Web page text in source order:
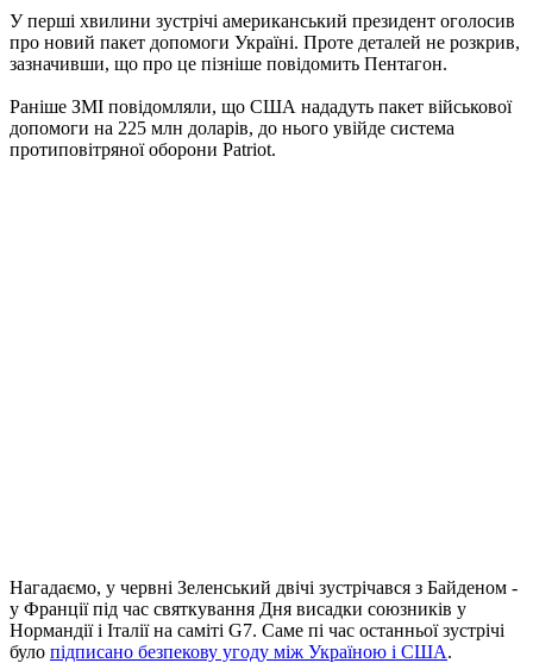
У перші хвилини зустрічі американський президент оголосив
про новий пакет допомоги Україні. Проте деталей не розкрив,
зазначивши, що про це пізніше повідомить Пентагон.
Раніше ЗМІ повідомляли, що США нададуть пакет військової
допомоги на 225 млн доларів, до нього увійде система
протиповітряної оборони Patriot.
Нагадаємо, у червні Зеленський двічі зустрічався з Байденом -
у Франції під час святкування Дня висадки союзників у
Нормандії і Італії на саміті G7. Саме пі час останньої зустрічі
було підписано безпекову угоду між Україною і США.